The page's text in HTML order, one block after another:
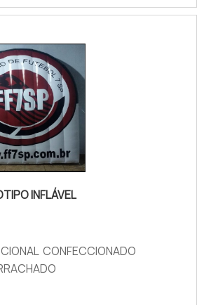
INFLÁVEL
CONFECCIONADO